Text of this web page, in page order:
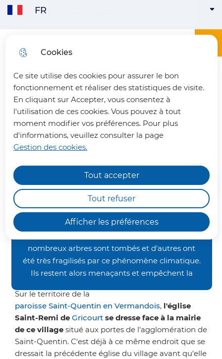
Cookies
Ce site utilise des cookies pour assurer le bon
fonctionnement et réaliser des statistiques de visite.
En cliquant sur Accepter, vous consentez à
l'utilisation de ces cookies. Vous pouvez à tout
moment modifier vos préférences. Pour plus
d'informations, veuillez consulter la page
Gestion des cookies.
Afficher les préférences
Tout accepter
Tout refuser
Aller
du site
fermer
Chemins de randonnée
impraticables
Nous vous informons qu'en raison des dégâts
occasionnés par les orages de la fin juin, nos
nombreux arbres sont tombés et d'autres ont
été très fragilisés par ce phénomène climatique.
Ils restent alors menaçants et empêchent la
Nous vous demandons donc un peu de patience
avant de retrouver nos sentiers dans un meilleur
état. Merci de votre compréhension.
Office du tourisme du Pays du Vermandois
Menu principal
FR
FRANÇAIS
L'église Saint-Remi de
Gricourt
Cette église a été édifiée dans les
années 1920 à l'emplacement de
l'ancienne détruite pendant la
Grande Guerre.
Sur le territoire de la
paroisse Saint-Quentin en Vermandois, l'église
Saint-Remi de Gricourt se dresse face à la mairie
de ce village situé aux portes de l'agglomération de
Saint-Quentin. C'est déjà à ce même endroit que se
dressait la précédente église du village avant qu'elle